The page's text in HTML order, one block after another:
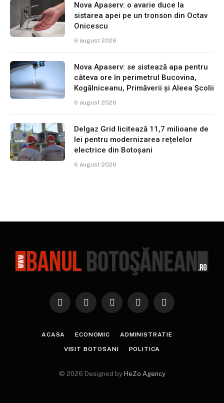
Nova Apaserv: o avarie duce la
sistarea apei pe un tronson din Octav
Onicescu
6 august 2026
Nova Apaserv: se sistează apa pentru
câteva ore în perimetrul Bucovina,
Kogălniceanu, Primăverii și Aleea Școlii
6 august 2026
Delgaz Grid licitează 11,7 milioane de
lei pentru modernizarea rețelelor
electrice din Botoșani
6 august 2026
Facebook
X
InstagramYouTubeTikTok
ACASA ECONOMIC ADMINISTRATIE
VISIT BOTOSANI POLITICA
© 2026 Designed by HeZo Agency